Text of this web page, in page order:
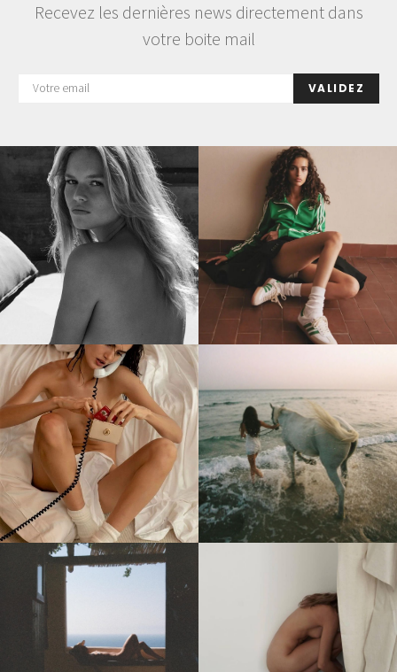
Recevez les dernières news directement dans
votre boite mail
VALIDEZ